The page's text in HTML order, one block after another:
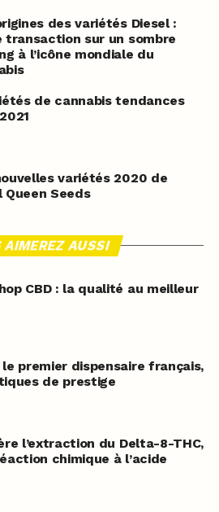
des variétés Diesel :
transaction sur un sombre
à l’icône mondiale du
de cannabis tendances
variétés 2020 de
Queen Seeds
AIMEREZ AUSSI
CBD : la qualité au meilleur
le premier dispensaire français,
de prestige
l’extraction du Delta-8-THC,
chimique à l’acide